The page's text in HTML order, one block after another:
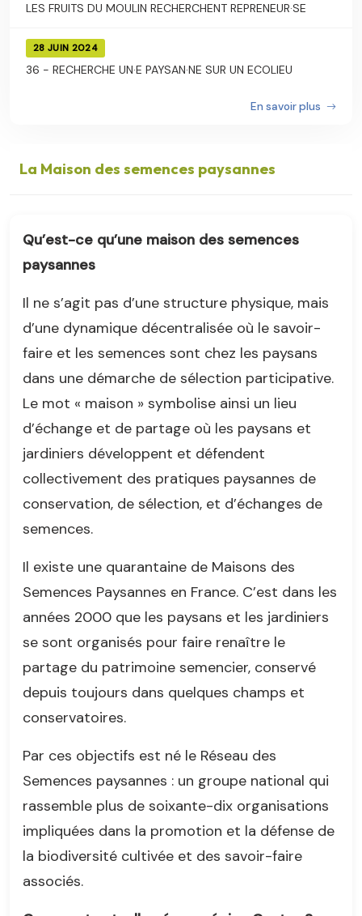
LES FRUITS DU MOULIN RECHERCHENT REPRENEUR·SE
28 JUIN 2024
36 - RECHERCHE UN·E PAYSAN·NE SUR UN ECOLIEU
En savoir plus
La Maison des semences paysannes
Qu’est-ce qu’une maison des semences
paysannes
Il ne s’agit pas d’une structure physique, mais
d’une dynamique décentralisée où le savoir-
faire et les semences sont chez les paysans
dans une démarche de sélection participative.
Le mot « maison » symbolise ainsi un lieu
d’échange et de partage où les paysans et
jardiniers développent et défendent
collectivement des pratiques paysannes de
conservation, de sélection, et d’échanges de
semences.
Il existe une quarantaine de Maisons des
Semences Paysannes en France. C’est dans les
années 2000 que les paysans et les jardiniers
se sont organisés pour faire renaître le
partage du patrimoine semencier, conservé
depuis toujours dans quelques champs et
conservatoires.
Par ces objectifs est né le Réseau des
Semences paysannes : un groupe national qui
rassemble plus de soixante-dix organisations
impliquées dans la promotion et la défense de
la biodiversité cultivée et des savoir-faire
associés.